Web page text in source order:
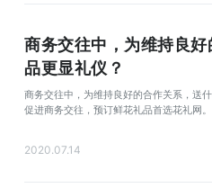
商务交往中，为维持良
品更显礼仪？
商务交往中，为维持良好的合作关系，送
促进商务交往，预订鲜花礼品首选花礼网。
2020.07.14